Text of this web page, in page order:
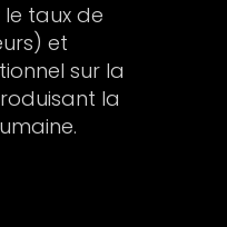
taux de
et
sur la
la